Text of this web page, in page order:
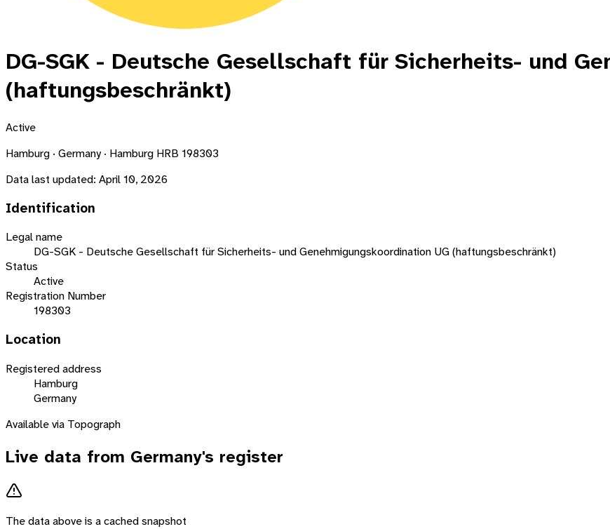
DG-SGK - Deutsche Gesellschaft für Sicherheits- und
(haftungsbeschränkt)
Active
Hamburg · Germany · Hamburg HRB 198303
Data last updated: April 10, 2026
Identification
Legal name
DG-SGK - Deutsche Gesellschaft für Sicherheits- und Genehmigungskoordination UG (haftungsbeschränkt)
Status
Active
Registration Number
198303
Location
Registered address
Hamburg
Germany
Available via Topograph
Live data from Germany's register
The data above is a cached snapshot